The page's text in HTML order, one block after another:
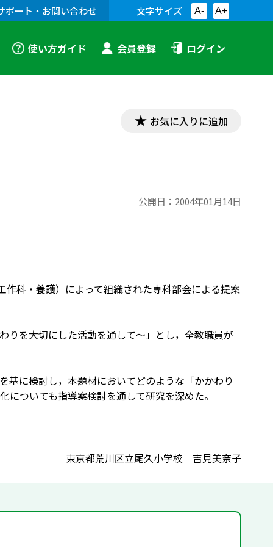
ポート・お問い合わせ 文字サイズ A- A+
使い方ガイド 会員登録 ログイン
お気に入りに追加
公開日： 2004年01月14日
科・養護）によって組織された専科部会による提案
を大切にした活動を通して～」とし，全教職員が
基に検討し，本題材においてどのような「かかわり
ついても指導案検討を通して研究を深めた。
東京都荒川区立尾久小学校 吉見美奈子